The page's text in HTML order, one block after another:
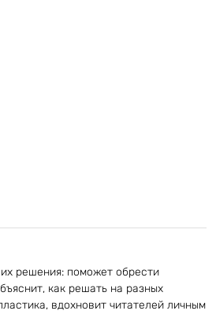
решения: поможет обрести
как решать на разных
вдохновит читателей личным